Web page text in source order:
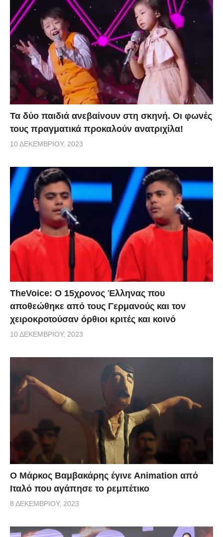
Τα δύο παιδιά ανεβαίνουν στη σκηνή. Οι φωνές
τους πραγματικά προκαλούν ανατριχίλα!
10 ΔΕΚΕΜΒΡΊΟΥ, 2023
TheVoice: Ο 15χρονος Έλληνας που
αποθεώθηκε από τους Γερμανούς και τον
χειροκροτούσαν όρθιοι κριτές και κοινό
10 ΔΕΚΕΜΒΡΊΟΥ, 2023
Ο Μάρκος Βαμβακάρης έγινε Αnimation από
Ιταλό που αγάπησε το ρεμπέτικο
8 ΔΕΚΕΜΒΡΊΟΥ, 2023